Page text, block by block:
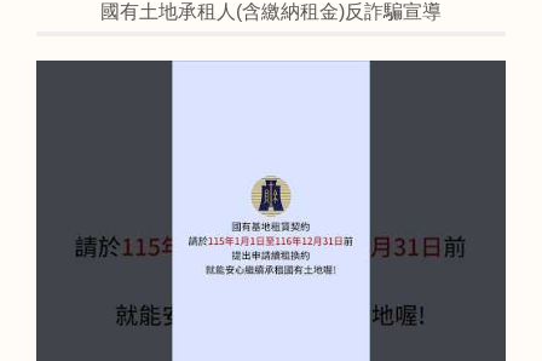
國有土地承租人(含繳納租金)反詐騙宣導